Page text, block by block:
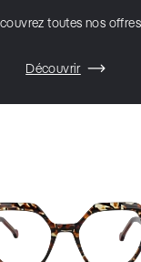
toutes nos offres
Découvrir